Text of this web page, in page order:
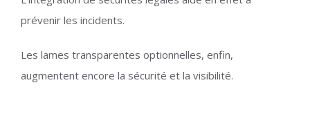
prévenir les incidents.
Les lames transparentes optionnelles, enfin,
augmentent encore la sécurité et la visibilité.